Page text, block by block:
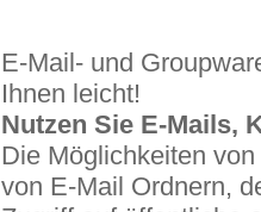
E-Mail- und
Ihnen leicht!
Nutzen Sie E-Mails,
Die Möglichkeiten
von E-Mail Ordnern,